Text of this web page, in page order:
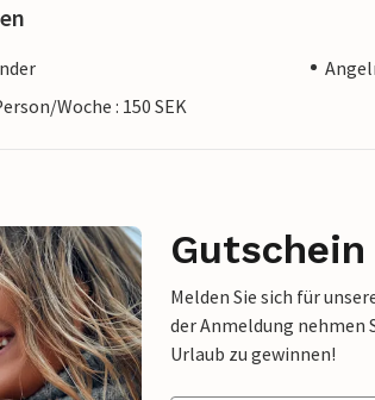
Woche : 150 SEK
Melden Sie sich für
der Anmeldung nehmen
Urlaub zu gewinnen!